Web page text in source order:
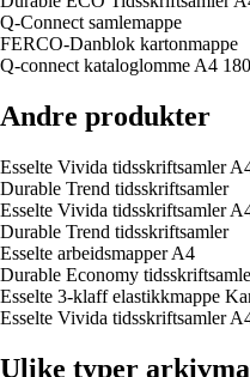
Q-Connect samlemappe
FERCO-Danblok kartonmappe
Q-connect kataloglomme A4
Andre produkter
Esselte Vivida tidsskriftsamler
Durable Trend tidsskriftsamler
Esselte Vivida tidsskriftsamler
Durable Trend tidsskriftsamler
Esselte arbeidsmapper A4
Durable Economy
Esselte 3-klaff elastikkmappe
Esselte Vivida tidsskriftsamler
Ulike typer